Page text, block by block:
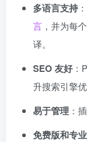
多语言支持
言 ，并为每
译。
SEO 友好：
升搜索引擎优
易于管理 ：
免费版和专